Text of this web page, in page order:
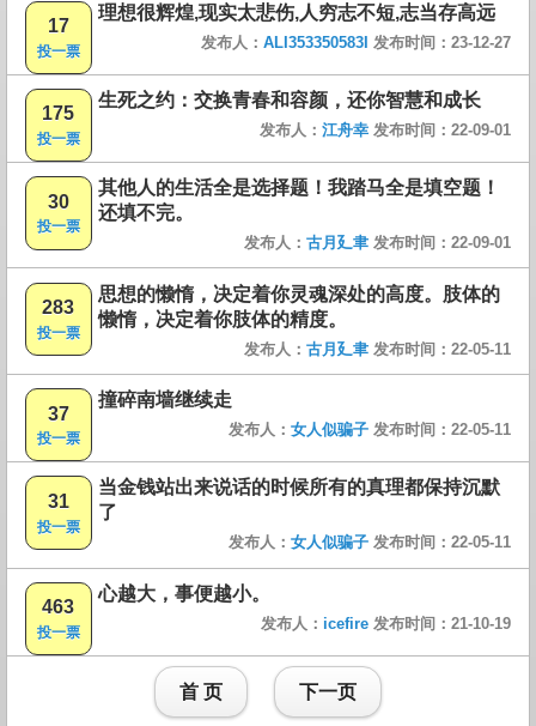
17
投一票
理想很辉煌,现实太悲伤,人穷志不短,志当存高远
发布人： ALI353350583I 发布时间：23-12-27
175
投一票
生死之约：交换青春和容颜，还你智慧和成长
发布人： 江舟幸 发布时间：22-09-01
30
投一票
其他人的生活全是选择题！我踏马全是填空题！
还填不完。
发布人： 古月廴聿 发布时间：22-09-01
283
投一票
思想的懒惰，决定着你灵魂深处的高度。肢体的
懒惰，决定着你肢体的精度。
发布人： 古月廴聿 发布时间：22-05-11
37
投一票
撞碎南墙继续走
发布人： 女人似骗子 发布时间：22-05-11
31
投一票
当金钱站出来说话的时候所有的真理都保持沉默
了
发布人： 女人似骗子 发布时间：22-05-11
463
投一票
心越大，事便越小。
发布人： icefire 发布时间：21-10-19
首 页 下一页